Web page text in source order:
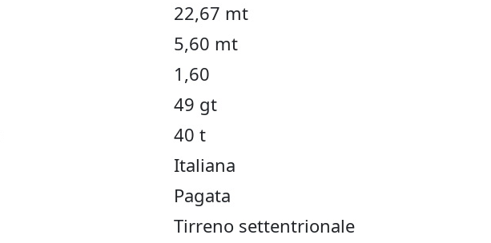
22,67 mt
5,60 mt
1,60
49 gt
40 t
Italiana
Pagata
Tirreno settentrionale